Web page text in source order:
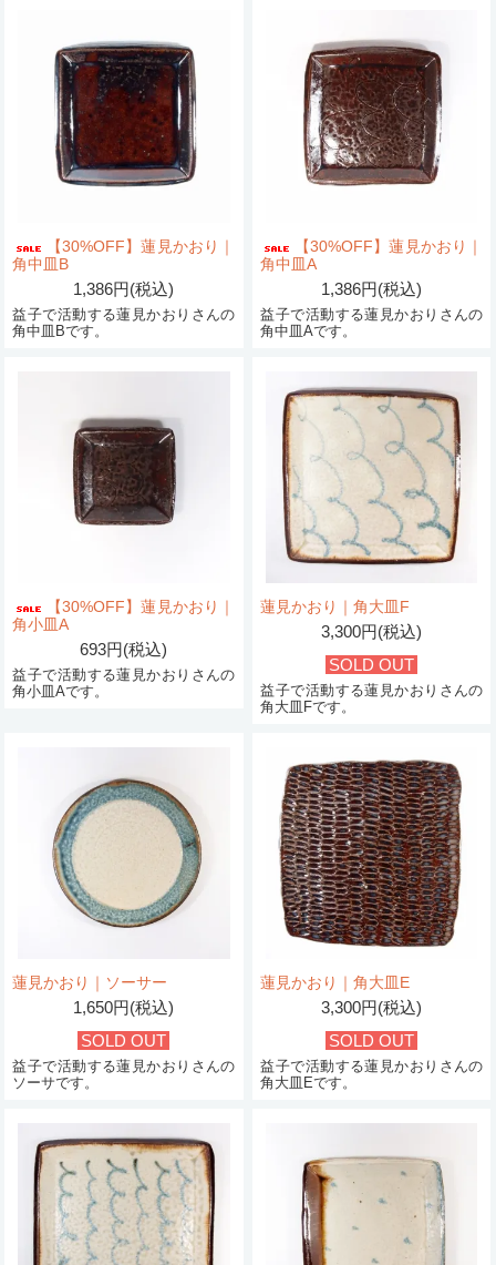
【30%OFF】蓮見かおり｜
角中皿B
1,386円(税込)
益子で活動する蓮見かおりさんの
角中皿Bです。
【30%OFF】蓮見かおり｜
角中皿A
1,386円(税込)
益子で活動する蓮見かおりさんの
角中皿Aです。
【30%OFF】蓮見かおり｜
角小皿A
693円(税込)
益子で活動する蓮見かおりさんの
角小皿Aです。
蓮見かおり｜角大皿F
3,300円(税込)
SOLD OUT
益子で活動する蓮見かおりさんの
角大皿Fです。
蓮見かおり｜ソーサー
1,650円(税込)
SOLD OUT
益子で活動する蓮見かおりさんの
ソーサです。
蓮見かおり｜角大皿E
3,300円(税込)
SOLD OUT
益子で活動する蓮見かおりさんの
角大皿Eです。